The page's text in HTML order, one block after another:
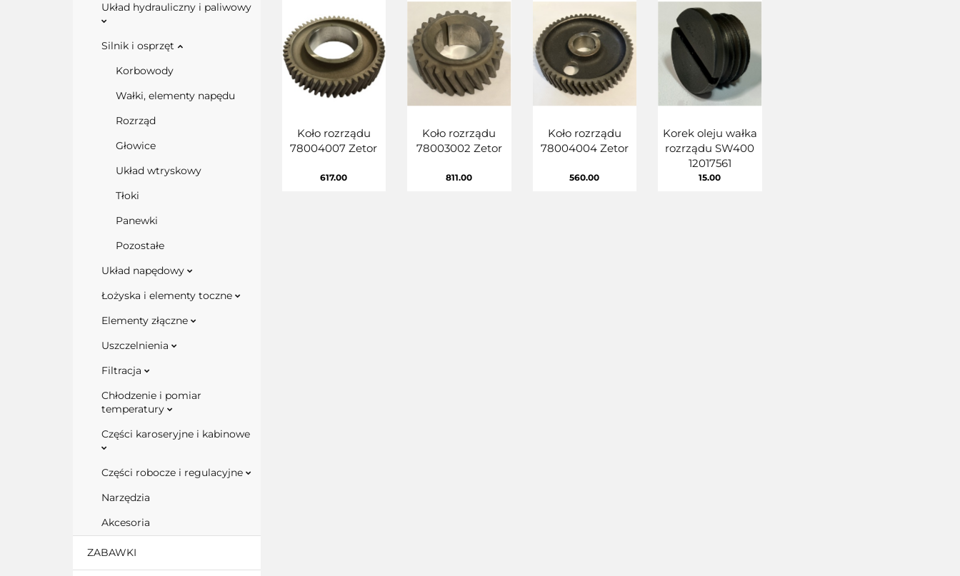
Układ hydrauliczny i paliwowy
Silnik i osprzęt
Korbowody
Wałki, elementy napędu
Rozrząd
Głowice
Układ wtryskowy
Tłoki
Panewki
Pozostałe
Układ napędowy
Łożyska i elementy toczne
Elementy złączne
Uszczelnienia
Filtracja
Chłodzenie i pomiar
temperatury
Części karoseryjne i kabinowe
Części robocze i regulacyjne
Narzędzia
Akcesoria
ZABAWKI
Koło rozrządu
78004007 Zetor
617.00
Koło rozrządu
78003002 Zetor
811.00
Koło rozrządu
78004004 Zetor
560.00
Korek oleju wałka
rozrządu SW400
12017561
15.00